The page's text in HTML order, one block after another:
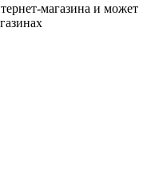
магазина и может